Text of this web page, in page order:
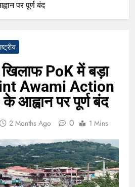
पर पूर्ण बंद
PoK में बड़ा
Awami Action
आह्वान पर पूर्ण बंद
2 Months Ago 0 1 Mins